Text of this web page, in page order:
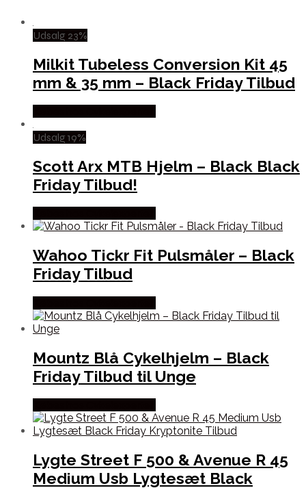
Udsalg 23%
Milkit Tubeless Conversion Kit 45
mm & 35 mm – Black Friday Tilbud
Udsalg 19%
Scott Arx MTB Hjelm – Black Black
Friday Tilbud!
Wahoo Tickr Fit Pulsmåler – Black
Friday Tilbud
Mountz Blå Cykelhjelm – Black
Friday Tilbud til Unge
Lygte Street F 500 & Avenue R 45
Medium Usb Lygtesæt Black